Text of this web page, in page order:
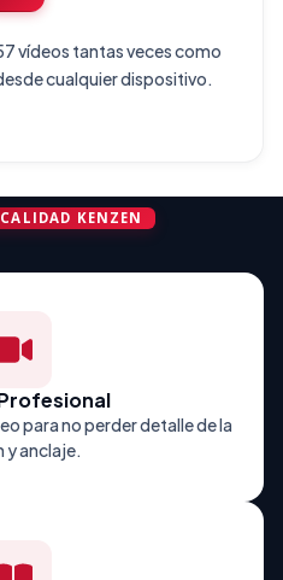
vídeos tantas veces como
cualquier dispositivo.
KENZEN
para no perder detalle de la
y anclaje.